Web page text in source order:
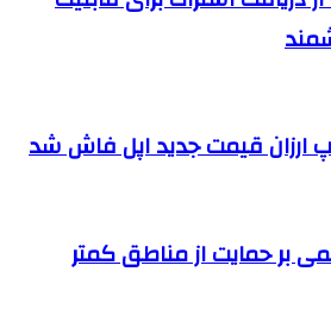
قیمت جدید اپل فاش شد
بر حمایت از مناطق کمتر